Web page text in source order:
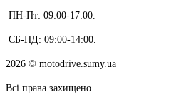
ПН-Пт: 09:00-17:00.
СБ-НД: 09:00-14:00.
2026 © motodrive.sumy.ua
Всі права захищено.